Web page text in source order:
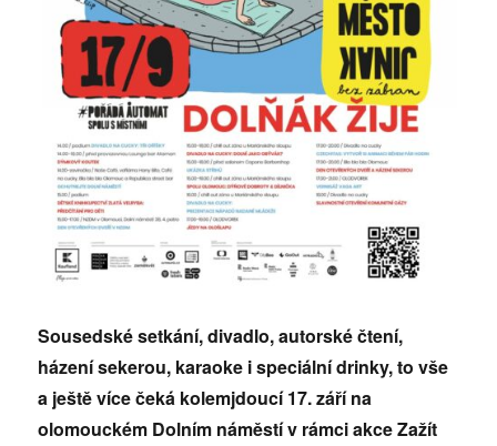
Sousedské setkání, divadlo, autorské čtení,
házení sekerou, karaoke i speciální drinky, to vše
a ještě více čeká kolemjdoucí 17. září na
olomouckém Dolním náměstí v rámci akce Zažít